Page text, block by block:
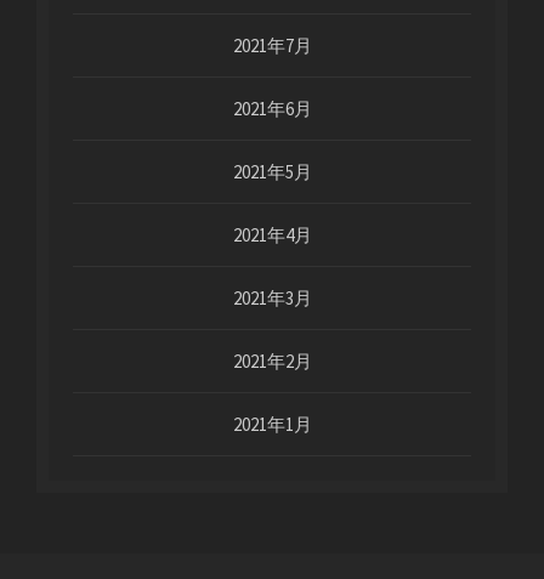
2021年7月
2021年6月
2021年5月
2021年4月
2021年3月
2021年2月
2021年1月